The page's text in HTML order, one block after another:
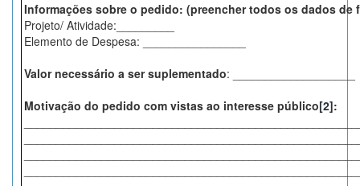
Informações sobre o pedido: (preencher todos os dados de
Projeto/ Atividade:_________
Elemento de Despesa: ________________
Valor necessário a ser suplementado: ___________________
Motivação do pedido com vistas ao interesse público[2]: